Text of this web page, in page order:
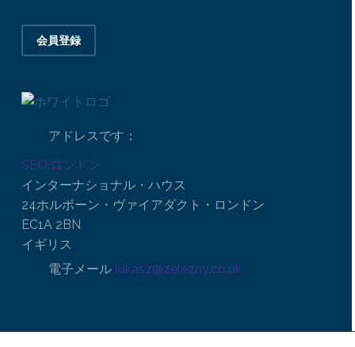
会員登録
アドレスです：
SEO.ロンドン
インターナショナル・ハウス
24ホルボーン・ヴァイアダクト・ロンドン
EC1A 2BN
イギリス
電子メール lukasz@zelezny.co.uk